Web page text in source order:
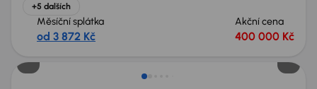
+5 dalších
Měsíční splátka
od 3 872 Kč
Akční cena
400 000 Kč
Zlevněno o 80 000 Kč